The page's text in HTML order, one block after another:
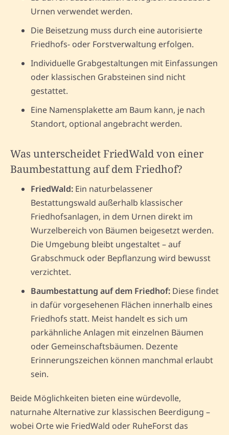
Urnen verwendet werden.
Die Beisetzung muss durch eine autorisierte
Friedhofs- oder Forstverwaltung erfolgen.
Individuelle Grabgestaltungen mit Einfassungen
oder klassischen Grabsteinen sind nicht
gestattet.
Eine Namensplakette am Baum kann, je nach
Standort, optional angebracht werden.
Was unterscheidet FriedWald von einer
Baumbestattung auf dem Friedhof?
FriedWald: Ein naturbelassener
Bestattungswald außerhalb klassischer
Friedhofsanlagen, in dem Urnen direkt im
Wurzelbereich von Bäumen beigesetzt werden.
Die Umgebung bleibt ungestaltet – auf
Grabschmuck oder Bepflanzung wird bewusst
verzichtet.
Baumbestattung auf dem Friedhof: Diese findet
in dafür vorgesehenen Flächen innerhalb eines
Friedhofs statt. Meist handelt es sich um
parkähnliche Anlagen mit einzelnen Bäumen
oder Gemeinschaftsbäumen. Dezente
Erinnerungszeichen können manchmal erlaubt
sein.
Beide Möglichkeiten bieten eine würdevolle,
naturnahe Alternative zur klassischen Beerdigung –
wobei Orte wie FriedWald oder RuheForst das